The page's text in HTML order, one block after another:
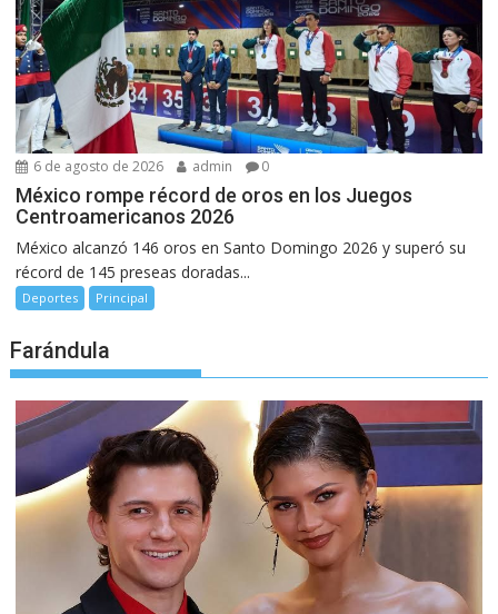
6 de agosto de 2026 admin 0
México rompe récord de oros en los Juegos
Centroamericanos 2026
México alcanzó 146 oros en Santo Domingo 2026 y superó su
récord de 145 preseas doradas...
Deportes Principal
Farándula